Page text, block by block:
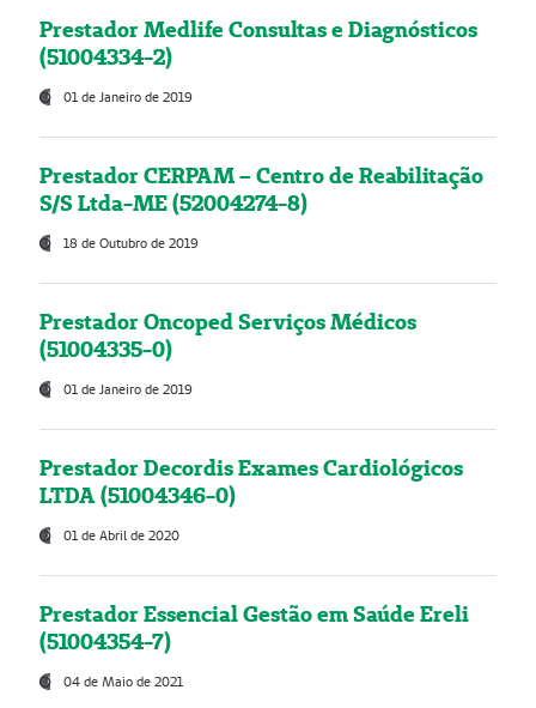
Prestador Medlife Consultas e Diagnósticos
(51004334-2)
01 de Janeiro de 2019
Prestador CERPAM – Centro de Reabilitação
S/S Ltda-ME (52004274-8)
18 de Outubro de 2019
Prestador Oncoped Serviços Médicos
(51004335-0)
01 de Janeiro de 2019
Prestador Decordis Exames Cardiológicos
LTDA (51004346-0)
01 de Abril de 2020
Prestador Essencial Gestão em Saúde Ereli
(51004354-7)
04 de Maio de 2021